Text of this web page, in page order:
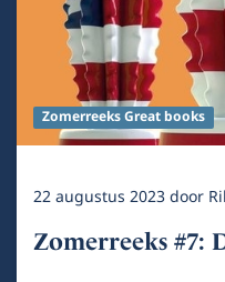
Zomerreeks Great books
22 augustus 2023door
Zomerreeks #7: